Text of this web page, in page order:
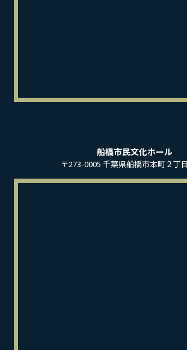
船橋市民文化ホール
〒273-0005 千葉県船橋市本町２丁